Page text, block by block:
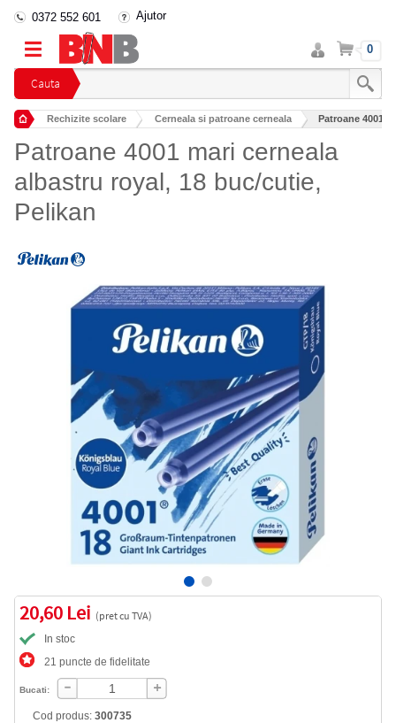
Cauta
0372 552 601 Ajutor
Intra
in
cont
Cos 0
Rechizite scolare Cerneala si patroane cerneala Patroane 4001
Patroane 4001 mari cerneala
albastru royal, 18 buc/cutie,
Pelikan
20,60 Lei (pret cu TVA)
In stoc
21 puncte de fidelitate
Bucati:
Cod produs: 300735